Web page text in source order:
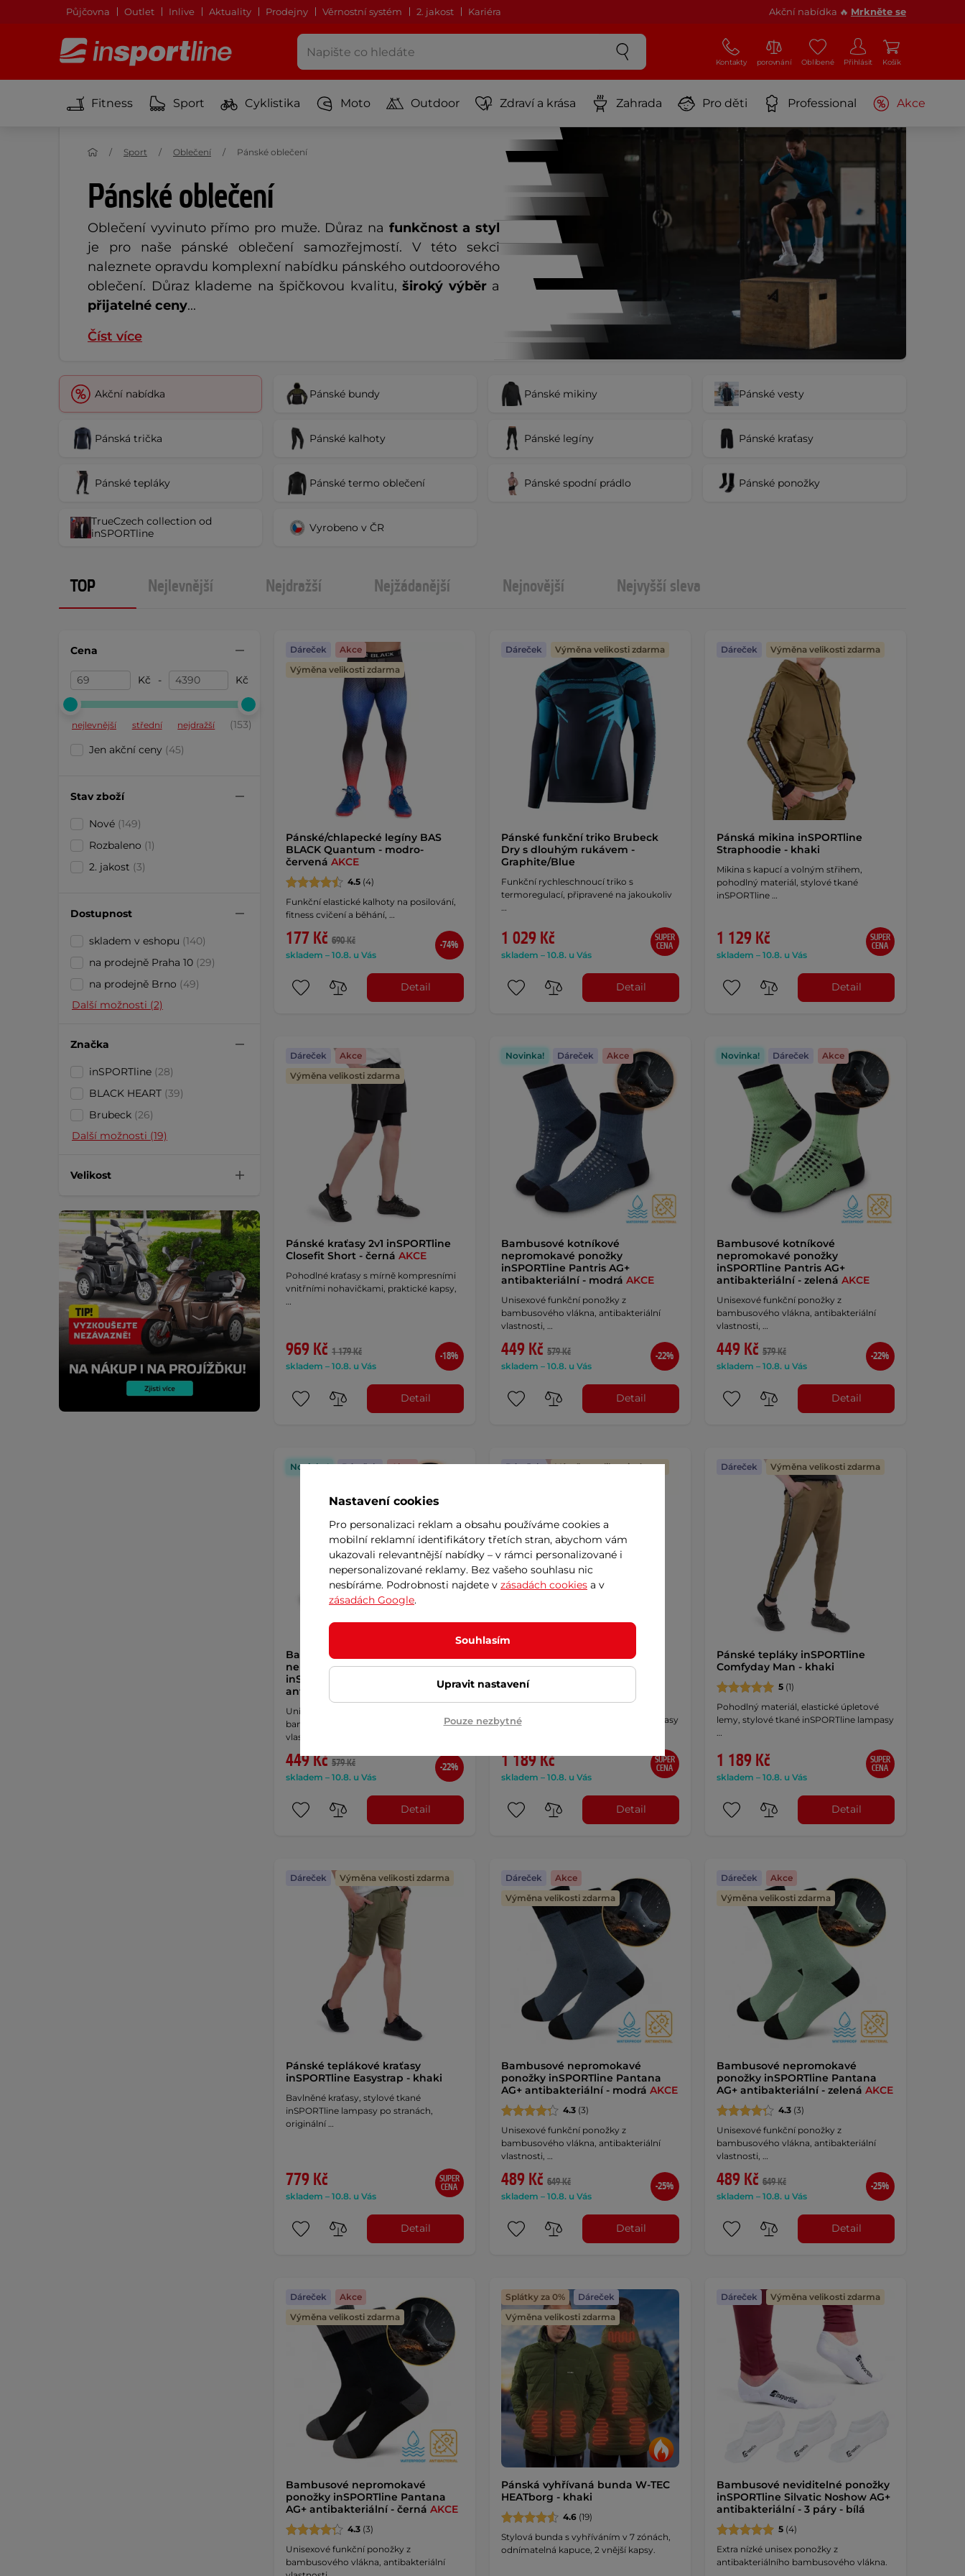
Půjčovna Outlet Inlive Aktuality Prodejny Věrnostní systém 2. jakost Kariéra Akční nabídka 🔥 Mrkněte se
Kontakty porovnání Oblíbené Přihlásit Košík
Fitness Sport Cyklistika Moto Outdoor Zdraví a krása Zahrada Pro děti Professional Akce
Pánské oblečení
Oblečení vyvinuto přímo pro muže. Důraz na funkčnost a styl
je pro naše pánské oblečení samozřejmostí. V této sekci
naleznete opravdu komplexní nabídku pánského outdoorového
oblečení. Důraz klademe na špičkovou kvalitu, široký výběra
přijatelné ceny...
Číst více
Sport Oblečení Pánské oblečení
Akční nabídka Pánské bundy Pánské mikiny Pánské vesty
Pánská trička Pánské kalhoty Pánské legíny Pánské kraťasy
Pánské tepláky Pánské termo oblečení Pánské spodní prádlo Pánské ponožky
TrueCzech collection od
inSPORTline
Vyrobeno v ČR
TOP Nejlevnější Nejdražší Nejžádanější Nejnovější Nejvyšší sleva
Cena
Kč - Kč
nejlevnější střední nejdražší
(153)
Jen akční ceny (45)
Stav zboží
Nové (149)
Rozbaleno (1)
2. jakost (3)
Dostupnost
skladem v eshopu (140)
na prodejně Praha 10 (29)
na prodejně Brno (49)
Další možnosti (2)
Značka
inSPORTline (28)
BLACK HEART (39)
Brubeck (26)
Další možnosti (19)
Velikost
Dáreček
Akce
Výměna velikosti zdarma
Pánské/chlapecké legíny BAS
BLACK Quantum - modro-
červená AKCE
4.5 (4)
Funkční elastické kalhoty na posilování,
fitness cvičení a běhání, …
177 Kč 690 Kč
skladem – 10.8. u Vás
-74%
Detail
Dáreček Výměna velikosti zdarma
Pánské funkční triko Brubeck
Dry s dlouhým rukávem -
Graphite/Blue
Funkční rychleschnoucí triko s
termoregulací, připravené na jakoukoliv
1 029 Kč
skladem – 10.8. u Vás
SUPER
CENA
Detail
Dáreček Výměna velikosti zdarma
Pánská mikina inSPORTline
Straphoodie - khaki
Mikina s kapucí a volným střihem,
pohodlný materiál, stylové tkané
inSPORTline …
1 129 Kč
skladem – 10.8. u Vás
SUPER
CENA
Detail
Dáreček
Akce
Výměna velikosti zdarma
Pánské kraťasy 2v1 inSPORTline
Closefit Short - černá AKCE
Pohodlné kraťasy s mírně kompresními
vnitřními nohavičkami, praktické kapsy,
969 Kč 1 179 Kč
skladem – 10.8. u Vás
-18%
Detail
Novinka! Dáreček Akce
Bambusové kotníkové
nepromokavé ponožky
inSPORTline Pantris AG+
antibakteriální - modrá AKCE
Unisexové funkční ponožky z
bambusového vlákna, antibakteriální
vlastnosti, …
449 Kč 579 Kč
skladem – 10.8. u Vás
-22%
Detail
Novinka! Dáreček Akce
Bambusové kotníkové
nepromokavé ponožky
inSPORTline Pantris AG+
antibakteriální - zelená AKCE
Unisexové funkční ponožky z
bambusového vlákna, antibakteriální
vlastnosti, …
449 Kč 579 Kč
skladem – 10.8. u Vás
-22%
Detail
Novinka! Dáreček Akce
Bambusové kotníkové
nepromokavé ponožky
inSPORTline Pantris AG+
antibakteriální - černá
Unisexové funkční ponožky z
bambusového vlákna, antibakteriální
vlastnosti, …
449 Kč 579 Kč
skladem – 10.8. u Vás
-22%
Detail
Dáreček Výměna velikosti zdarma
Pánské tepláky inSPORTline
Comfyday Man - černá
lemy, stylové tkané inSPORTline lampasy
1 189 Kč
skladem – 10.8. u Vás
SUPER
CENA
Detail
Dáreček Výměna velikosti zdarma
Pánské tepláky inSPORTline
Comfyday Man - khaki
5(1)
Pohodlný materiál, elastické úpletové
lemy, stylové tkané inSPORTline lampasy
1 189 Kč
skladem – 10.8. u Vás
SUPER
CENA
Detail
Dáreček Výměna velikosti zdarma
Pánské teplákové kraťasy
inSPORTline Easystrap - khaki
Bavlněné kraťasy, stylové tkané
inSPORTline lampasy po stranách,
originální …
779 Kč
skladem – 10.8. u Vás
SUPER
CENA
Detail
Dáreček
Akce
Výměna velikosti zdarma
Bambusové nepromokavé
ponožky inSPORTline Pantana
AG+ antibakteriální - modrá AKCE
4.3(3)
Unisexové funkční ponožky z
bambusového vlákna, antibakteriální
vlastnosti, …
489 Kč 649 Kč
skladem – 10.8. u Vás
-25%
Detail
Dáreček
Akce
Výměna velikosti zdarma
Bambusové nepromokavé
ponožky inSPORTline Pantana
AG+ antibakteriální - zelená AKCE
4.3(3)
Unisexové funkční ponožky z
bambusového vlákna, antibakteriální
vlastnosti, …
489 Kč 649 Kč
skladem – 10.8. u Vás
-25%
Detail
Dáreček
Akce
Výměna velikosti zdarma
Bambusové nepromokavé
ponožky inSPORTline Pantana
AG+ antibakteriální - černá AKCE
4.3 (3)
Unisexové funkční ponožky z
bambusového vlákna, antibakteriální
Splátky za 0%
Dáreček
Výměna velikosti zdarma
Pánská vyhřívaná bunda W-TEC
HEATborg - khaki
4.6(19)
Stylová bunda s vyhříváním v 7 zónách,
odnímatelná kapuce, 2 vnější kapsy.
Dáreček Výměna velikosti zdarma
Bambusové neviditelné ponožky
inSPORTline Silvatic Noshow AG+
antibakteriální - 3 páry - bílá
5(4)
Extra nízké unisex ponožky z
antibakteriálního bambusového vlákna.
Nastavení cookies
Pro personalizaci reklam a obsahu používáme cookies a
mobilní reklamní identifikátory třetích stran, abychom vám
ukazovali relevantnější nabídky – v rámci personalizované i
nepersonalizované reklamy. Bez vašeho souhlasu nic
nesbíráme. Podrobnosti najdete v zásadách cookies a v
zásadách Google.
Souhlasím
Upravit nastavení
Pouze nezbytné